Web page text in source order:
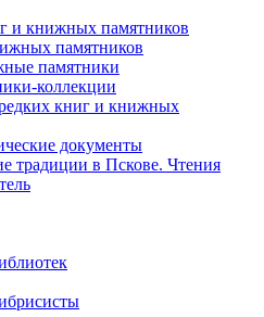
и книжных памятников
памятников
памятники
коллекции
книг и книжных
документы
традиции в Пскове. Чтения